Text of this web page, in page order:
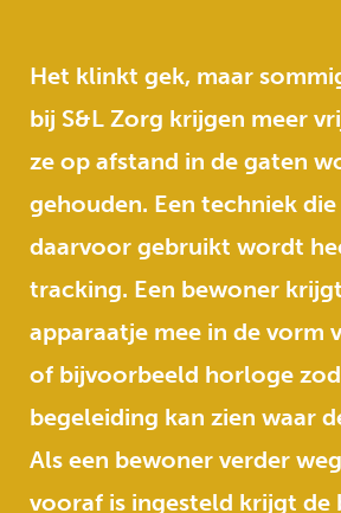
Het klinkt gek, maar
bij S&L Zorg krijgen meer
ze op afstand in de gaten
gehouden. Een techniek
daarvoor gebruikt wordt
tracking. Een bewoner
apparaatje mee in de vorm
of bijvoorbeeld horloge
begeleiding kan zien waar
Als een bewoner verder
vooraf is ingesteld krijgt de